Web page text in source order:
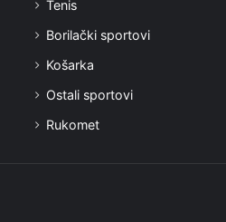
Tenis
Borilački sportovi
Košarka
Ostali sportovi
Rukomet